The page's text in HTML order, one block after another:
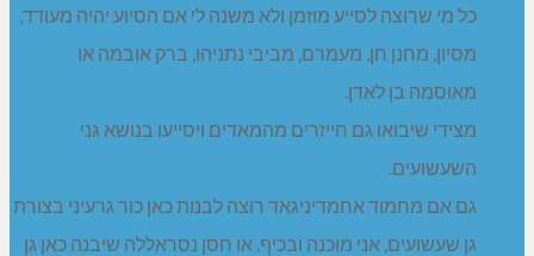
כל מי שרוצה לסייע מוזמן ולא משנה לי אם הסיוע יהיה מעודד,
מסיון, מחנן חן, מעמרם, מביבי נתניהו, ברק אובמה או
מאוסמה בן לאדן.
מצידי שיבואו גם חייזרים מהמאדים ויסייעו בנושא גני
השעשועים.
גם אם מחמוד אחמדיניגאד רוצה לבנות כאן כור גרעיני בצורת
גן שעשועים, אני מוכנה ובכיף. או חסן נסראללה שיבנה כאן גן